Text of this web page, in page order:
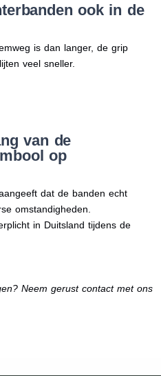
ook in de
is dan langer, de grip
veel sneller.
van de
op
dat de banden echt
omstandigheden.
in Duitsland tijdens de
Neem gerust contact met ons